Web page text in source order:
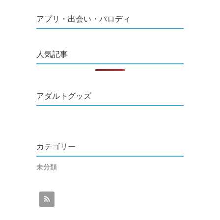
アプリ・出会い・パロディ
人気記事
アダルトグッズ
カテゴリー
未分類